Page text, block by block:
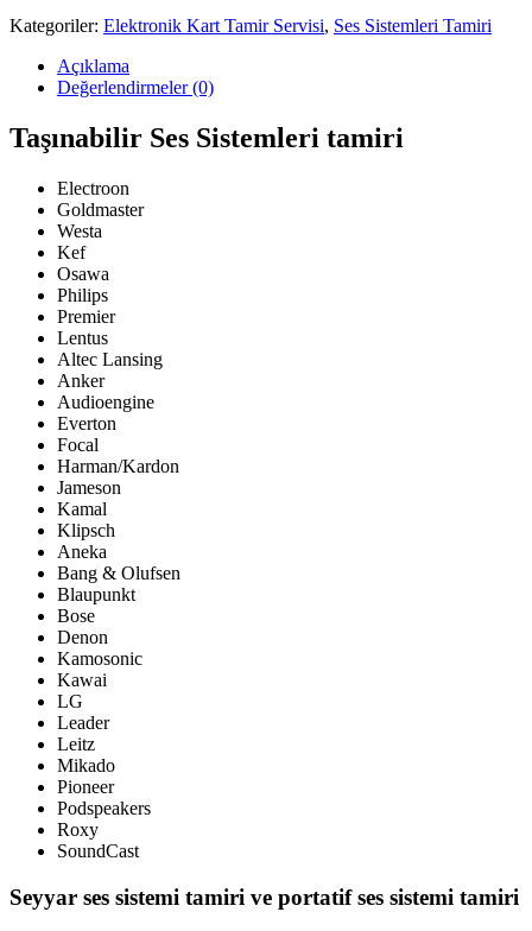
Kategoriler: Elektronik Kart Tamir Servisi, Ses Sistemleri Tamiri
Açıklama
Değerlendirmeler (0)
Taşınabilir Ses Sistemleri tamiri
Electroon
Goldmaster
Westa
Kef
Osawa
Philips
Premier
Lentus
Altec Lansing
Anker
Audioengine
Everton
Focal
Harman/Kardon
Jameson
Kamal
Klipsch
Aneka
Bang & Olufsen
Blaupunkt
Bose
Denon
Kamosonic
Kawai
LG
Leader
Leitz
Mikado
Pioneer
Podspeakers
Roxy
SoundCast
Seyyar ses sistemi tamiri ve portatif ses sistemi tamiri